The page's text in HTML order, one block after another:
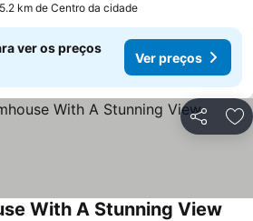
km de Centro da cidade
ver os preços
Ver preços
Partilhar
With A Stunning View